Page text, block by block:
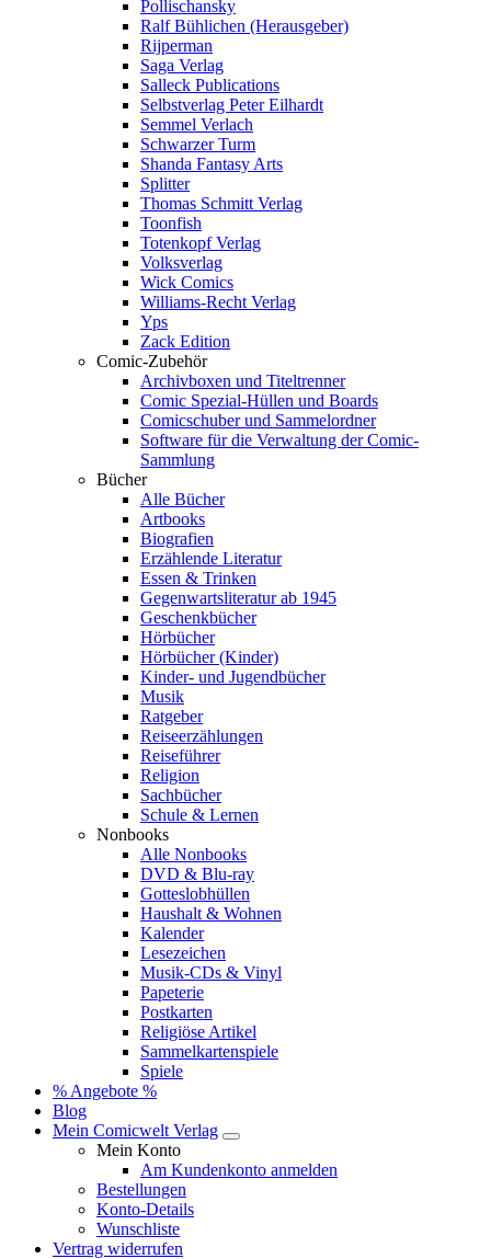
Pollischansky
Ralf Bühlichen (Herausgeber)
Rijperman
Saga Verlag
Salleck Publications
Selbstverlag Peter Eilhardt
Semmel Verlach
Schwarzer Turm
Shanda Fantasy Arts
Splitter
Thomas Schmitt Verlag
Toonfish
Totenkopf Verlag
Volksverlag
Wick Comics
Williams-Recht Verlag
Yps
Zack Edition
Comic-Zubehör
Archivboxen und Titeltrenner
Comic Spezial-Hüllen und Boards
Comicschuber und Sammelordner
Software für die Verwaltung der Comic-
Sammlung
Bücher
Alle Bücher
Artbooks
Biografien
Erzählende Literatur
Essen & Trinken
Gegenwartsliteratur ab 1945
Geschenkbücher
Hörbücher
Hörbücher (Kinder)
Kinder- und Jugendbücher
Musik
Ratgeber
Reiseerzählungen
Reiseführer
Religion
Sachbücher
Schule & Lernen
Nonbooks
Alle Nonbooks
DVD & Blu-ray
Gotteslobhüllen
Haushalt & Wohnen
Kalender
Lesezeichen
Musik-CDs & Vinyl
Papeterie
Postkarten
Religiöse Artikel
Sammelkartenspiele
Spiele
% Angebote %
Blog
Mein Comicwelt Verlag
Mein Konto
Am Kundenkonto anmelden
Bestellungen
Konto-Details
Wunschliste
Vertrag widerrufen